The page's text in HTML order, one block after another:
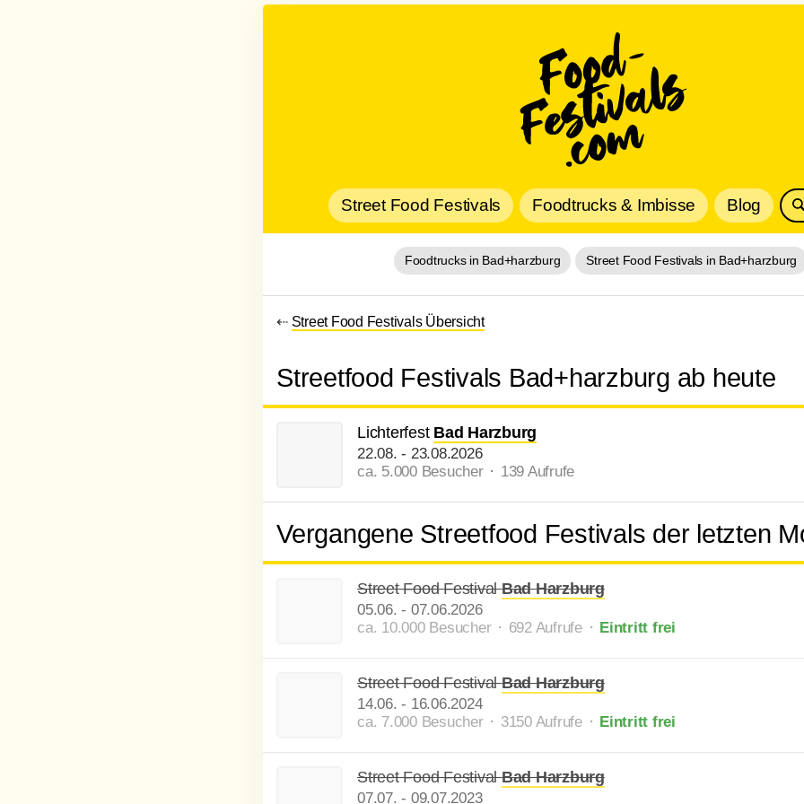
Street Food Festivals Foodtrucks & Imbisse Blog
Foodtrucks in Bad+harzburg Street Food Festivals in Bad+harzburg
⇠ Street Food Festivals Übersicht
Streetfood Festivals Bad+harzburg ab heute
Lichterfest Bad Harzburg
22.08. - 23.08.2026
ca. 5.000 Besucher ⬝ 139 Aufrufe
Vergangene Streetfood Festivals der letzten
Street Food FestivalBad Harzburg
05.06. - 07.06.2026
ca. 10.000 Besucher ⬝ 692 Aufrufe ⬝ Eintritt frei
Street Food FestivalBad Harzburg
14.06. - 16.06.2024
ca. 7.000 Besucher ⬝ 3150 Aufrufe ⬝ Eintritt frei
Street Food FestivalBad Harzburg
07.07. - 09.07.2023